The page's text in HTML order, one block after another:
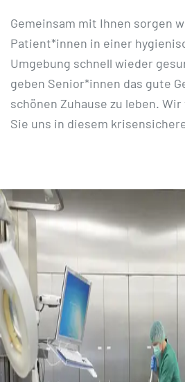
Gemeinsam mit Ihnen sorgen
Patient*innen in einer
Umgebung schnell wieder
geben Senior*innen das gute
schönen Zuhause zu leben.
Sie uns in diesem